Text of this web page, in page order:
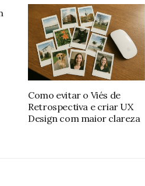
Como evitar o Viés de
Retrospectiva e criar UX
Design com maior clareza